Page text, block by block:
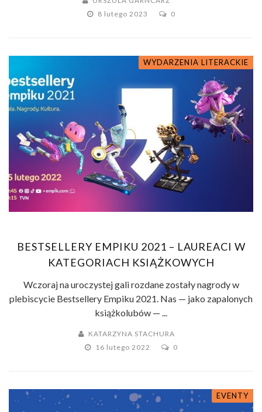
8 lutego 2023
0
WYDARZENIA LITERACKIE
BESTSELLERY EMPIKU 2021 – LAUREACI W
KATEGORIACH KSIĄŻKOWYCH
Wczoraj na uroczystej gali rozdane zostały nagrody w
plebiscycie Bestsellery Empiku 2021. Nas — jako zapalonych
książkolubów — ...
KATARZYNA STACHURA
16 lutego 2022
0
EVENTY